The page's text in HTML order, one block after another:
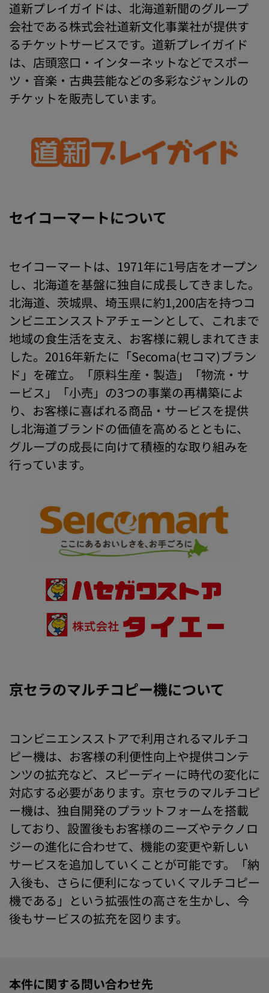
道新プレイガイドは、北海道新聞のグループ
会社である株式会社道新文化事業社が提供す
るチケットサービスです。道新プレイガイド
は、店頭窓口・インターネットなどでスポー
ツ・音楽・古典芸能などの多彩なジャンルの
チケットを販売しています。
セイコーマートについて
セイコーマートは、1971年に1号店をオープン
し、北海道を基盤に独自に成長してきました。
北海道、茨城県、埼玉県に約1,200店を持つコ
ンビニエンスストアチェーンとして、これまで
地域の食生活を支え、お客様に親しまれてきま
した。2016年新たに「Secoma(セコマ)ブラン
ド」を確立。「原料生産・製造」「物流・サ
ービス」「小売」の3つの事業の再構築によ
り、お客様に喜ばれる商品・サービスを提供
し北海道ブランドの価値を高めるとともに、
グループの成長に向けて積極的な取り組みを
行っています。
京セラのマルチコピー機について
コンビニエンスストアで利用されるマルチコ
ピー機は、お客様の利便性向上や提供コンテ
ンツの拡充など、スピーディーに時代の変化に
対応する必要があります。京セラのマルチコピ
ー機は、独自開発のプラットフォームを搭載
しており、設置後もお客様のニーズやテクノロ
ジーの進化に合わせて、機能の変更や新しい
サービスを追加していくことが可能です。「納
入後も、さらに便利になっていくマルチコピー
機である」という拡張性の高さを生かし、今
後もサービスの拡充を図ります。
本件に関する問い合わせ先